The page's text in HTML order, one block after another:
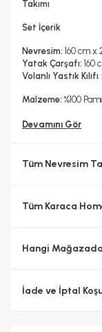
Kurutma
Kuru Temizleme
Takımı
Set İçerik
Nevresim: 160 cm x
Yatak Çarşafı: 160
Volanlı Yastık Kılıfı
Malzeme: %100
Devamını Gör
Tüm Nevresim
Tüm Karaca
Hangi
İade ve İptal